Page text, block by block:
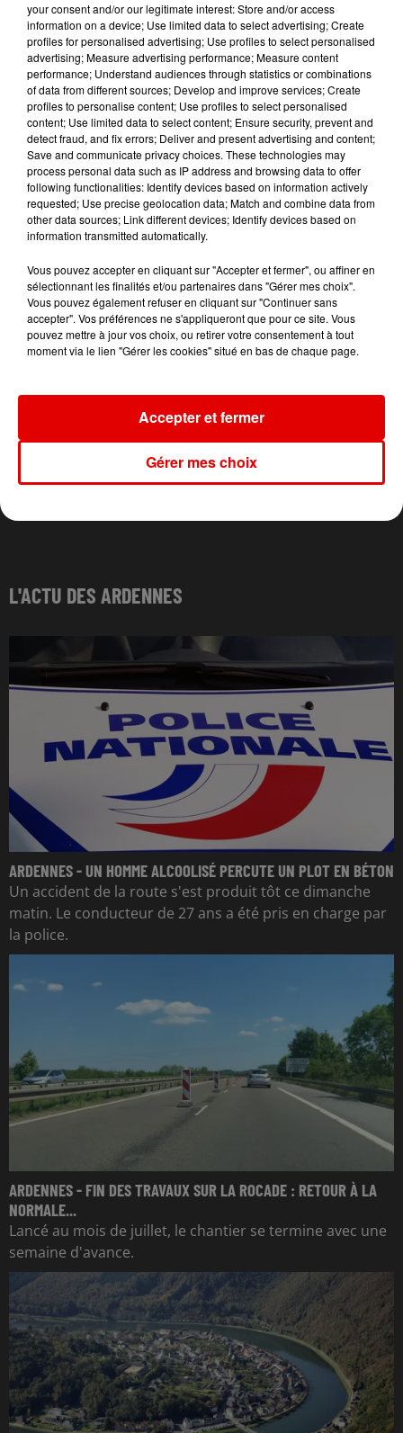
TITRES DIFFUSÉS
10h46
10h46
DISIZ, THEODORA
10h43
10h43
TEDDY SWIMS
Mr Know It All
10h36
10h36
L'ACTU DES ARDENNES
ARDENNES - UN HOMME ALCOOLISÉ PERCUTE UN PLOT EN BÉTON
Un accident de la route s'est produit tôt ce dimanche
matin. Le conducteur de 27 ans a été pris en charge par
la police.
ARDENNES - FIN DES TRAVAUX SUR LA ROCADE : RETOUR À LA
NORMALE...
Lancé au mois de juillet, le chantier se termine avec une
semaine d'avance.
your consent and/or our legitimate interest: Store and/or access
information on a device; Use limited data to select advertising; Create
profiles for personalised advertising; Use profiles to select personalised
advertising; Measure advertising performance; Measure content
performance; Understand audiences through statistics or combinations
of data from different sources; Develop and improve services; Create
profiles to personalise content; Use profiles to select personalised
content; Use limited data to select content; Ensure security, prevent and
detect fraud, and fix errors; Deliver and present advertising and content;
Save and communicate privacy choices. These technologies may
process personal data such as IP address and browsing data to offer
following functionalities: Identify devices based on information actively
requested; Use precise geolocation data; Match and combine data from
other data sources; Link different devices; Identify devices based on
information transmitted automatically.
Vous pouvez accepter en cliquant sur "Accepter et fermer", ou affiner en
sélectionnant les finalités et/ou partenaires dans "Gérer mes choix".
Vous pouvez également refuser en cliquant sur "Continuer sans
accepter". Vos préférences ne s'appliqueront que pour ce site. Vous
pouvez mettre à jour vos choix, ou retirer votre consentement à tout
moment via le lien "Gérer les cookies" situé en bas de chaque page.
Gérer mes choix
Accepter et fermer